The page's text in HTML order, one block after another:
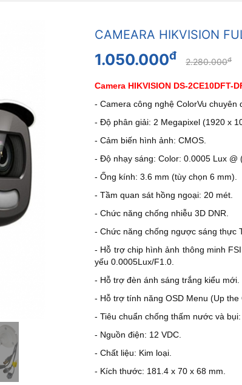
CAMEARA HIKVISION
1.050.000đ 2.280.000đ
Camera HIKVISION DS-2CE10DFT-
- Camera công nghệ ColorVu chuyên
- Độ phân giải: 2 Megapixel (1920 x
- Cảm biến hình ảnh: CMOS.
- Độ nhạy sáng: Color: 0.0005 Lux @
- Ống kính: 3.6 mm (tùy chọn 6 mm).
- Tầm quan sát hồng ngoại: 20 mét.
- Chức năng chống nhiễu 3D DNR.
- Chức năng chống ngược sáng thực
- Hỗ trợ chip hình ảnh thông minh
yếu 0.0005Lux/F1.0.
- Hỗ trợ đèn ánh sáng trắng kiểu mới.
- Hỗ trợ tính năng OSD Menu (Up the
- Tiêu chuẩn chống thấm nước và
- Nguồn điện: 12 VDC.
- Chất liệu: Kim loại.
- Kích thước: 181.4 x 70 x 68 mm.